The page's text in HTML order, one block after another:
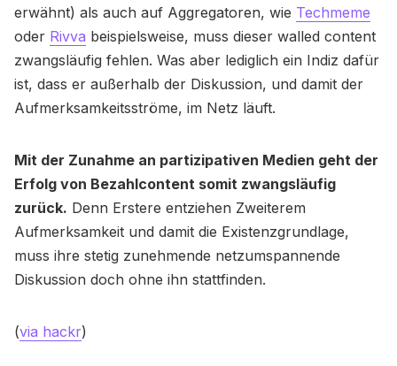
erwähnt) als auch auf Aggregatoren, wie Techmeme
oder Rivva beispielsweise, muss dieser walled content
zwangsläufig fehlen. Was aber lediglich ein Indiz dafür
ist, dass er außerhalb der Diskussion, und damit der
Aufmerksamkeitsströme, im Netz läuft.
Mit der Zunahme an partizipativen Medien geht der
Erfolg von Bezahlcontent somit zwangsläufig
zurück. Denn Erstere entziehen Zweiterem
Aufmerksamkeit und damit die Existenzgrundlage,
muss ihre stetig zunehmende netzumspannende
Diskussion doch ohne ihn stattfinden.
(via hackr)